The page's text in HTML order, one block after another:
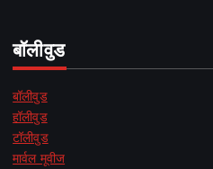
बॉलीवुड
बॉलीवुड
हॉलीवुड
टॉलीवुड
मार्वल मूवीज